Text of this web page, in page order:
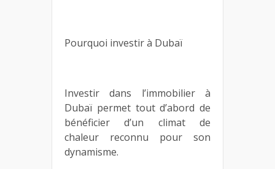
Pourquoi investir à Dubaï
Investir dans l’immobilier à
Dubaï permet tout d’abord de
bénéficier d’un climat de
chaleur reconnu pour son
dynamisme.